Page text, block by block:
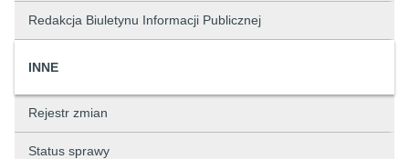
Redakcja Biuletynu Informacji Publicznej
INNE
Rejestr zmian
Status sprawy